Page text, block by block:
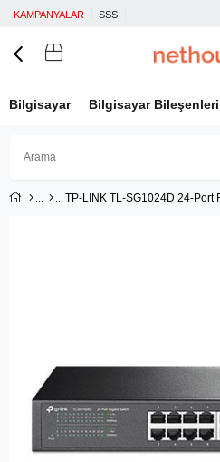
KAMPANYALAR SSS
Bilgisayar Bilgisayar Bileşenleri